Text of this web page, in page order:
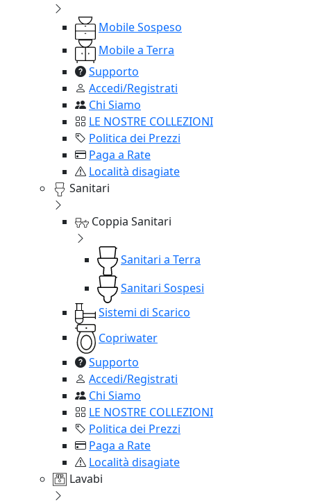
Mobile Sospeso
Mobile a Terra
Supporto
Accedi/Registrati
Chi Siamo
LE NOSTRE COLLEZIONI
Politica dei Prezzi
Paga a Rate
Località disagiate
Sanitari
Coppia Sanitari
Sanitari a Terra
Sanitari Sospesi
Sistemi di Scarico
Copriwater
Supporto
Accedi/Registrati
Chi Siamo
LE NOSTRE COLLEZIONI
Politica dei Prezzi
Paga a Rate
Località disagiate
Lavabi